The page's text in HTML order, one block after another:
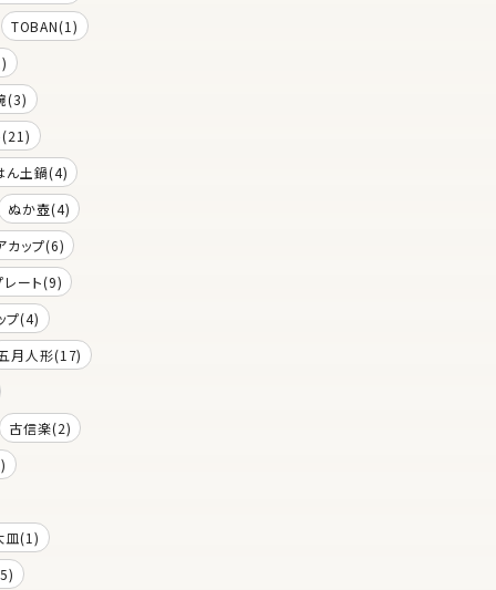
TOBAN(1)
(3)
(21)
ん土鍋(4)
ぬか壺(4)
カップ(6)
レート(9)
プ(4)
月人形(17)
古信楽(2)
皿(1)